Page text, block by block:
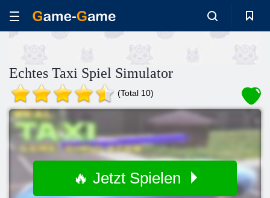
Echtes Taxi Spiel Simulator
(Total 10)
🔥 Jetzt Spielen